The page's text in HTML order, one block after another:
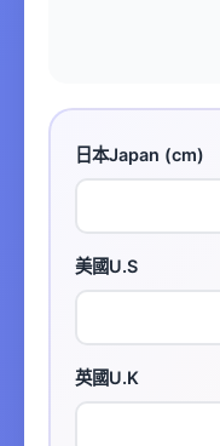
日本Japan (cm)
美國U.S
英國U.K